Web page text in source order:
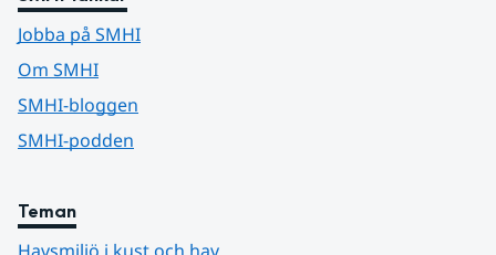
Jobba på SMHI
Om SMHI
SMHI-bloggen
SMHI-podden
Teman